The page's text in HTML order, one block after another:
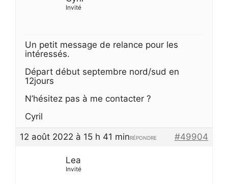
Invité
Un petit message de relance pour les
intéressés.
Départ début septembre nord/sud en
12jours
N’hésitez pas à me contacter ?
Cyril
12 août 2022 à 15 h 41 min
#49904
RÉPONDRE
Lea
Invité